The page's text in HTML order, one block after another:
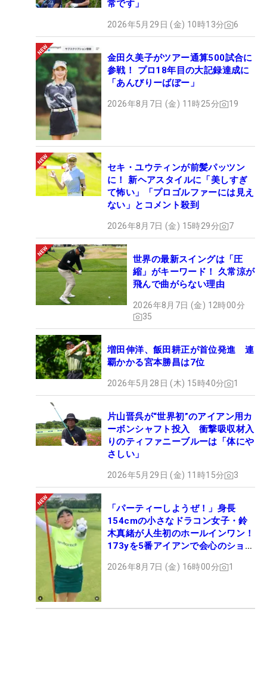
常です」
2026年5月29日 (金) 10時13分 6
金田久美子がツアー通算500試合に
参戦！ プロ18年目の大記録達成に
「あんびりーばぼー」
2026年8月7日 (金) 11時25分 19
セキ・ユウティンが前髪パッツン
に！ 新ヘアスタイルに「美しすぎ
て怖い」「プロゴルファーには見え
ない」とコメント殺到
2026年8月7日 (金) 15時29分 7
世界の最新スイングは「圧
縮」がキーワード！ 久常涼が
飛んで曲がらない理由
2026年8月7日 (金) 12時00分
35
増田伸洋、飯田耕正が首位発進 連
覇かかる宮本勝昌は7位
2026年5月28日 (木) 15時40分 1
片山晋呉が“世界初”のアイアン用カ
ーボンシャフト投入 衝撃吸収材入
りのティファニーブルーは「体にや
さしい」
2026年5月29日 (金) 11時15分 3
「パーティーしようぜ！」身長
154cmの小さなドラコン女子・鈴
木真緒が人生初のホールインワン！
173yを5番アイアンで会心のショッ
2026年8月7日 (金) 16時00分 1